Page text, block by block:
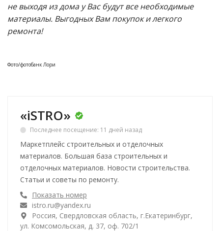
не выходя из дома у Вас будут все необходимые
материалы. Выгодных Вам покупок и легкого
ремонта!
Фото/фотобанк Лори
«iSTRO»
Последнее посещение: 11 дней назад
Маркетплейс строительных и отделочных
материалов. Большая база строительных и
отделочных материалов. Новости строительства.
Статьи и советы по ремонту.
Показать номер
istro.ru@yandex.ru
Россия, Свердловская область, г.Екатеринбург,
ул. Комсомольская, д. 37, оф. 702/1